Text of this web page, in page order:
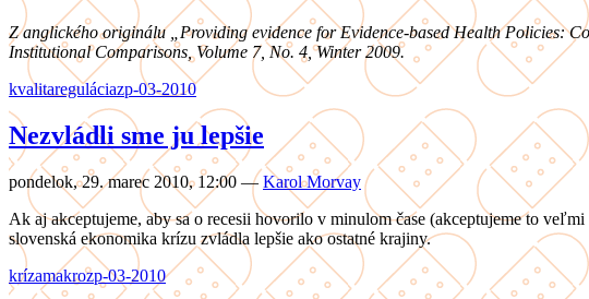
Z anglického originálu „Providing evidence for Evidence-based Health Policies:
Institutional Comparisons, Volume 7, No. 4, Winter 2009.
kvalitareguláciazp-03-2010
Nezvládli sme ju lepšie
pondelok, 29. marec 2010, 12:00 — Karol Morvay
Ak aj akceptujeme, aby sa o recesii hovorilo v minulom čase (akceptujeme to
slovenská ekonomika krízu zvládla lepšie ako ostatné krajiny.
krízamakrozp-03-2010